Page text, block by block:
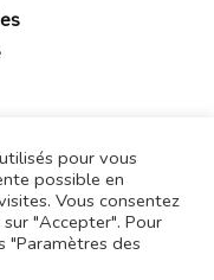
pour vous
possible en
Vous consentez
"Accepter". Pour
"Paramètres des